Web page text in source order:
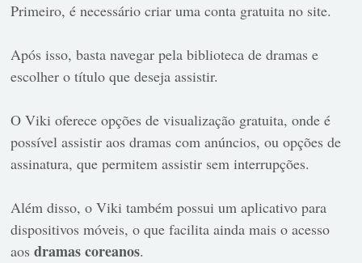
Primeiro, é necessário criar uma conta gratuita no site.
Após isso, basta navegar pela biblioteca de dramas e
escolher o título que deseja assistir.
O Viki oferece opções de visualização gratuita, onde é
possível assistir aos dramas com anúncios, ou opções de
assinatura, que permitem assistir sem interrupções.
Além disso, o Viki também possui um aplicativo para
dispositivos móveis, o que facilita ainda mais o acesso
aosdramas coreanos.